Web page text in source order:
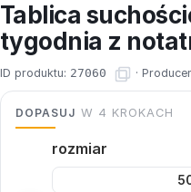
Tablica
tygodnia z
ID produktu: 27060 ·
DOPASUJ W 4 KROKACH
rozmiar